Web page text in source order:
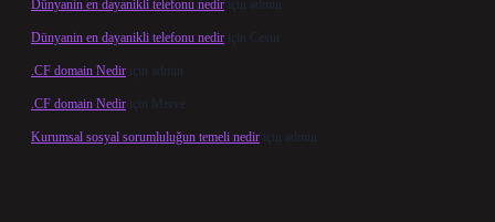
Dünyanin en dayanikli telefonu nedir için admin
Dünyanin en dayanikli telefonu nedir için Cesur
.CF domain Nedir için admin
.CF domain Nedir için Merve
Kurumsal sosyal sorumluluğun temeli nedir için admin